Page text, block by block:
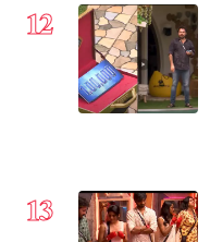
12
13